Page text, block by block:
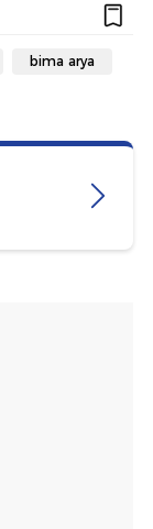
bima arya